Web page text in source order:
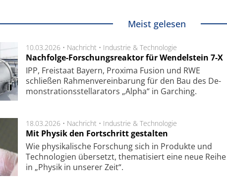
Meist gelesen
10.03.2026 • Nachricht • Industrie & Technologie
Nachfolge-Forschungsreaktor für Wendelstein 7-X
IPP, Frei­staat Bay­ern, Pro­xi­ma Fu­sion und RWE
schließen Rah­men­ver­ein­ba­rung für den Bau des De­
mon­stra­tions­stel­la­ra­tors „Alpha“ in Gar­ching.
18.03.2026 • Nachricht • Industrie & Technologie
Mit Physik den Fortschritt gestalten
Wie physikalische Forschung sich in Produkte und
Technologien übersetzt, thematisiert eine neue Reihe
in „Physik in unserer Zeit“.